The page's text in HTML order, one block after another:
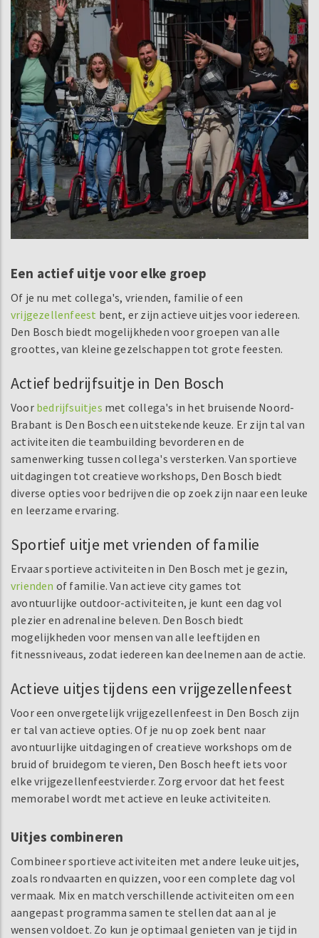
Een actief uitje voor elke groep
Of je nu met collega's, vrienden, familie of een
vrijgezellenfeest bent, er zijn actieve uitjes voor iedereen.
Den Bosch biedt mogelijkheden voor groepen van alle
groottes, van kleine gezelschappen tot grote feesten.
Actief bedrijfsuitje in Den Bosch
Voor bedrijfsuitjes met collega's in het bruisende Noord-
Brabant is Den Bosch een uitstekende keuze. Er zijn tal van
activiteiten die teambuilding bevorderen en de
samenwerking tussen collega's versterken. Van sportieve
uitdagingen tot creatieve workshops, Den Bosch biedt
diverse opties voor bedrijven die op zoek zijn naar een leuke
en leerzame ervaring.
Sportief uitje met vrienden of familie
Ervaar sportieve activiteiten in Den Bosch met je gezin,
vrienden of familie. Van actieve city games tot
avontuurlijke outdoor-activiteiten, je kunt een dag vol
plezier en adrenaline beleven. Den Bosch biedt
mogelijkheden voor mensen van alle leeftijden en
fitnessniveaus, zodat iedereen kan deelnemen aan de actie.
Actieve uitjes tijdens een vrijgezellenfeest
Voor een onvergetelijk vrijgezellenfeest in Den Bosch zijn
er tal van actieve opties. Of je nu op zoek bent naar
avontuurlijke uitdagingen of creatieve workshops om de
bruid of bruidegom te vieren, Den Bosch heeft iets voor
elke vrijgezellenfeestvierder. Zorg ervoor dat het feest
memorabel wordt met actieve en leuke activiteiten.
Uitjes combineren
Combineer sportieve activiteiten met andere leuke uitjes,
zoals rondvaarten en quizzen, voor een complete dag vol
vermaak. Mix en match verschillende activiteiten om een
aangepast programma samen te stellen dat aan al je
wensen voldoet. Zo kun je optimaal genieten van je tijd in